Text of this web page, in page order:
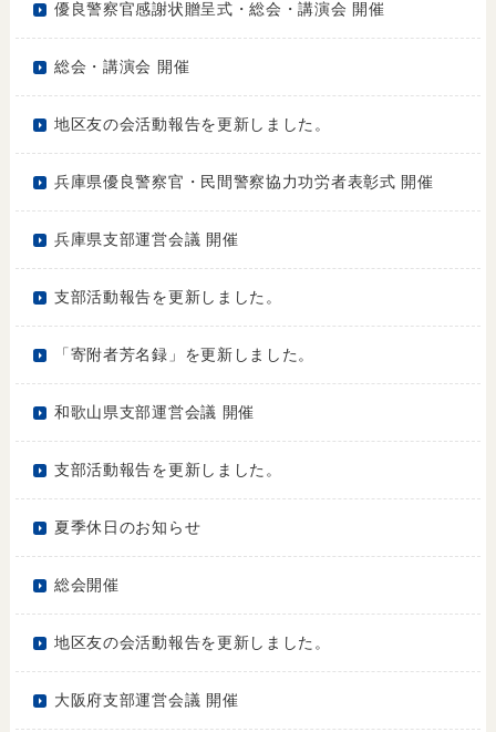
優良警察官感謝状贈呈式・総会・講演会 開催
総会・講演会 開催
地区友の会活動報告を更新しました。
兵庫県優良警察官・民間警察協力功労者表彰式 開催
兵庫県支部運営会議 開催
支部活動報告を更新しました。
「寄附者芳名録」を更新しました。
和歌山県支部運営会議 開催
支部活動報告を更新しました。
夏季休日のお知らせ
総会開催
地区友の会活動報告を更新しました。
大阪府支部運営会議 開催